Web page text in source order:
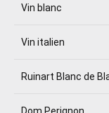
Vin blanc
Vin italien
Ruinart Blanc de